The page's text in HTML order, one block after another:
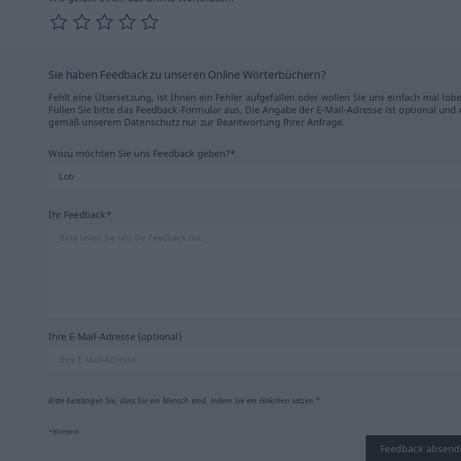
Sie haben Feedback zu unseren Online Wörterbüchern?
Fehlt eine Übersetzung, ist Ihnen ein Fehler aufgefallen oder wollen Sie uns einfach mal
Füllen Sie bitte das Feedback-Formular aus. Die Angabe der E-Mail-Adresse ist optional und
gemäß unserem Datenschutz nur zur Beantwortung Ihrer Anfrage.
Wozu möchten Sie uns Feedback geben?*
Ihr Feedback*
Ihre E-Mail-Adresse (optional)
Bitte bestätigen Sie, dass Sie ein Mensch sind, indem Sie ein Häkchen setzen.*
*Pflichtfeld
Feedback